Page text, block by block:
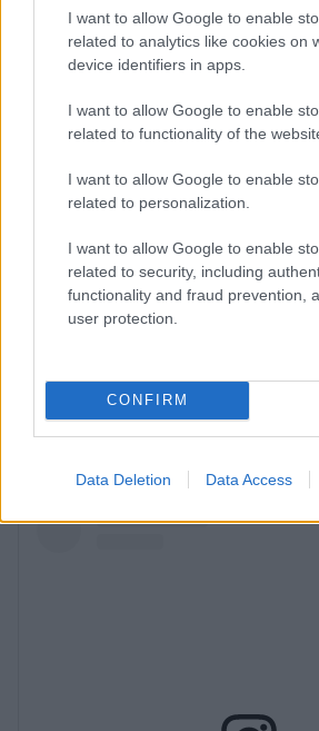
I want to allow Google to enable
related to analytics like cookies on
device identifiers in apps.
I want to allow Google to enable
related to functionality of the
I want to allow Google to enable
related to personalization.
I want to allow Google to enable
related to security, including
functionality and fraud prevention,
user protection.
CONFIRM
Data Deletion Data Access
Ezután a tincs végétől kezdve
a hajkefére, és így is szárítsd
Az első tincsekre fordíts
az első mozdulatoknál is
Ha készen vagy, a fejedet
egész hajkoronád!
Opcionálisan belevihetsz
tupírozó fésű segítségével a
Fixáld le az egészet egy